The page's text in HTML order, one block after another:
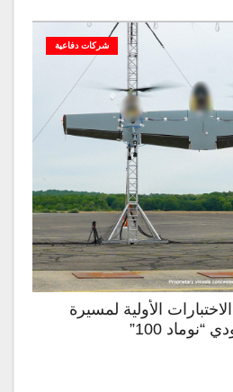
شركات دفاعية
الأولية لمسيرة
100”